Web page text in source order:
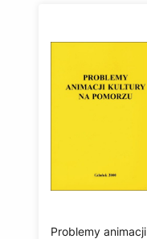
Problemy animacji